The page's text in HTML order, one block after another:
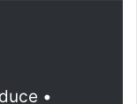
•